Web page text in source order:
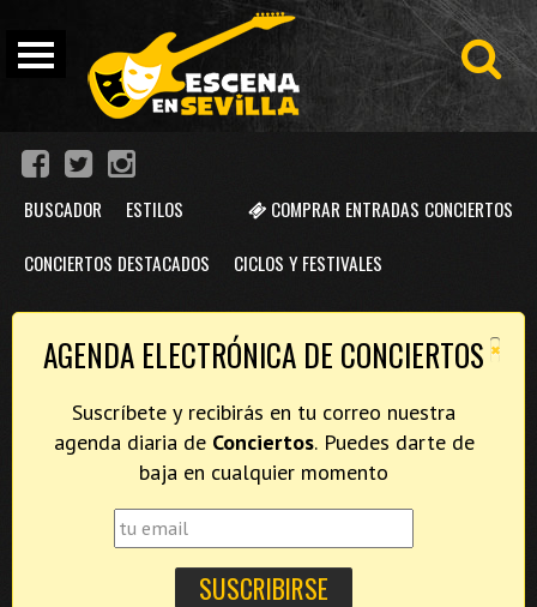
COMPRAR ENTRADAS CONCIERTOS
BUSCADOR ESTILOS
CONCIERTOS DESTACADOS CICLOS Y FESTIVALES
×
AGENDA ELECTRÓNICA DE CONCIERTOS
Suscríbete y recibirás en tu correo nuestra
agenda diaria de Conciertos. Puedes darte de
baja en cualquier momento